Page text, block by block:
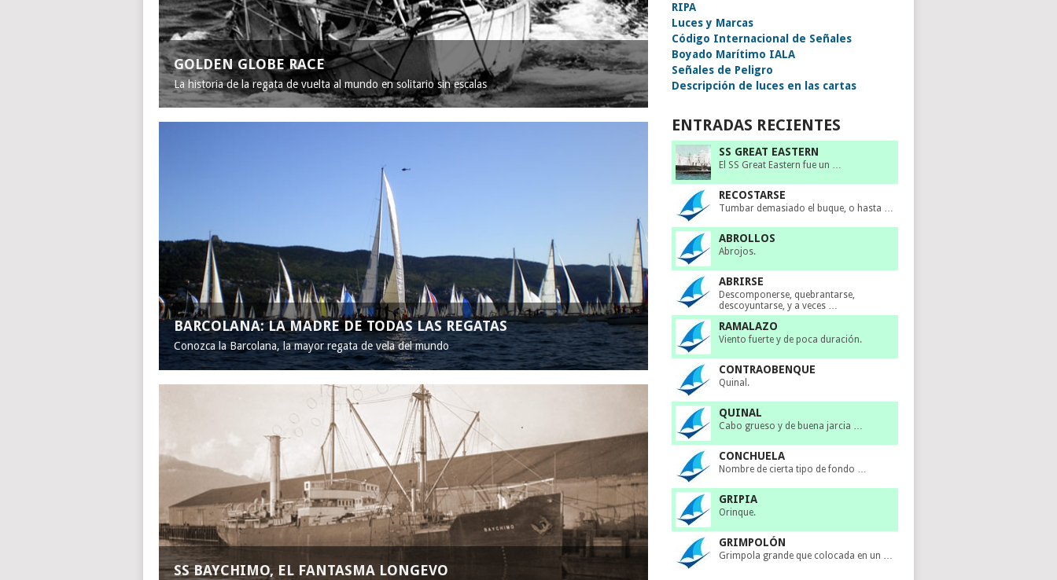
GOLDEN GLOBE RACE
La historia de la regata de vuelta al mundo en solitario sin escalas
BARCOLANA: LA MADRE DE TODAS LAS REGATAS
Conozca la Barcolana, la mayor regata de vela del mundo
SS BAYCHIMO, EL FANTASMA LONGEVO
RIPA
Luces y Marcas
Código Internacional de Señales
Boyado Marítimo IALA
Señales de Peligro
Descripción de luces en las cartas
ENTRADAS RECIENTES
SS GREAT EASTERN
El SS Great Eastern fue un …
RECOSTARSE
Tumbar demasiado el buque, o hasta …
ABROLLOS
Abrojos.
ABRIRSE
Descomponerse, quebrantarse,
descoyuntarse, y a veces …
RAMALAZO
Viento fuerte y de poca duración.
CONTRAOBENQUE
Quinal.
QUINAL
Cabo grueso y de buena jarcia …
CONCHUELA
Nombre de cierta tipo de fondo …
GRIPIA
Orinque.
GRIMPOLÓN
Grimpola grande que colocada en un …